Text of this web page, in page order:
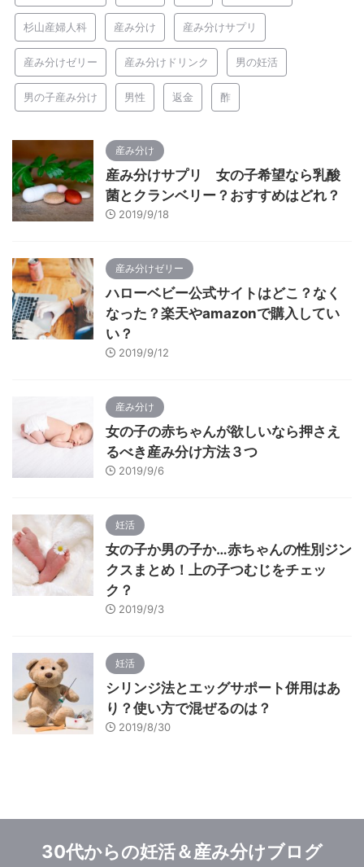
杉山産婦人科 産み分け 産み分けサプリ
産み分けゼリー 産み分けドリンク 男の妊活
男の子産み分け 男性 返金 酢
産み分け
産み分けサプリ 女の子希望なら乳酸
菌とクランベリー？おすすめはどれ？
2019/9/18
産み分けゼリー
ハローベビー公式サイトはどこ？なく
なった？楽天やamazonで購入してい
い？
2019/9/12
産み分け
女の子の赤ちゃんが欲しいなら押さえ
るべき産み分け方法３つ
2019/9/6
妊活
女の子か男の子か…赤ちゃんの性別ジン
クスまとめ！上の子つむじをチェッ
ク？
2019/9/3
妊活
シリンジ法とエッグサポート併用はあ
り？使い方で混ぜるのは？
2019/8/30
30代からの妊活＆産み分けブログ